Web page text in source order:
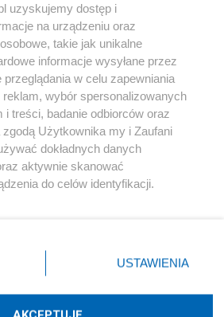
Instagram Youtube
uzyskujemy dostęp i
na urządzeniu oraz
takie jak unikalne
informacje wysyłane przez
w celu zapewniania
wybór spersonalizowanych
i treści, badanie odbiorców oraz
zgodą Użytkownika my i Zaufani
dokładnych danych
aktywnie skanować
do celów identyfikacji.
przycisk ustawień prywatności
dolnym rogu strony
danych nie wymagają zgody
prawo sprzeciwić się takiemu
USTAWIENIA